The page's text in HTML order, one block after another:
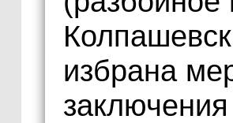
избрана